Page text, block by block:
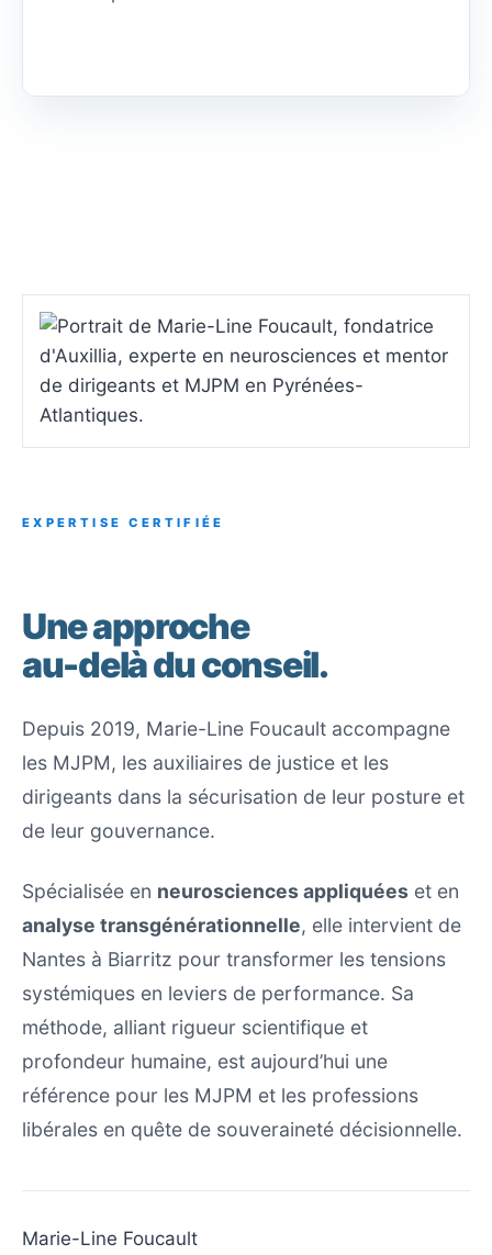
EXPERTISE CERTIFIÉE
Une approche
au-delà du conseil.
Depuis 2019, Marie-Line Foucault accompagne
les MJPM, les auxiliaires de justice et les
dirigeants dans la sécurisation de leur posture et
de leur gouvernance.
Spécialisée en neurosciences appliquées et en
analyse transgénérationnelle, elle intervient de
Nantes à Biarritz pour transformer les tensions
systémiques en leviers de performance. Sa
méthode, alliant rigueur scientifique et
profondeur humaine, est aujourd’hui une
référence pour les MJPM et les professions
libérales en quête de souveraineté décisionnelle.
Marie-Line Foucault